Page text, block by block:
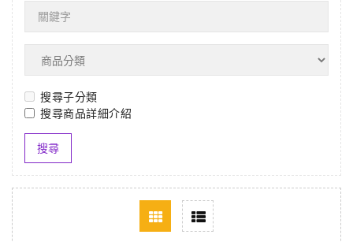
搜尋子分類
搜尋商品詳細介紹